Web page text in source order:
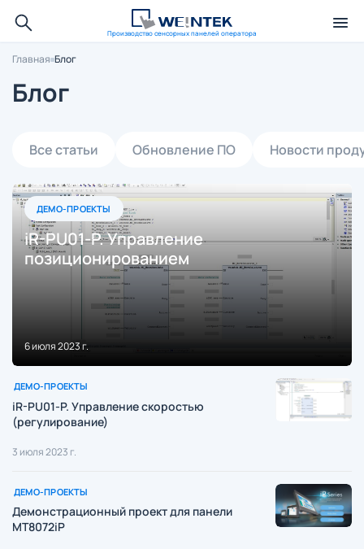
Производство сенсорных панелей оператора
Главная Блог
Блог
Все статьи Обновление ПО Новости
ДЕМО-ПРОЕКТЫ
iR-PU01-P. Управление
позиционированием
6 июля 2023 г.
ДЕМО-ПРОЕКТЫ
iR-PU01-P. Управление скоростью
(регулирование)
3 июля 2023 г.
ДЕМО-ПРОЕКТЫ
Демонстрационный проект для панели
MT8072iP